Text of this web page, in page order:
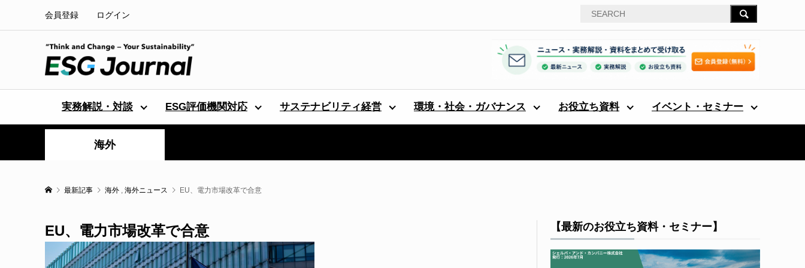
会員登録 ログイン
実務解説・対談 ESG評価機関対応 サステナビリティ経営 環境・社会・ガバナンス お役立ち資料 イベント・セミナー
海外
最新記事 海外 , 海外ニュース EU、電力市場改革で合意
EU、電力市場改革で合意 【最新のお役立ち資料・セミナー】